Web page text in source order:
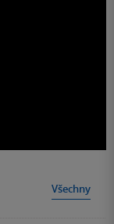
Všechny